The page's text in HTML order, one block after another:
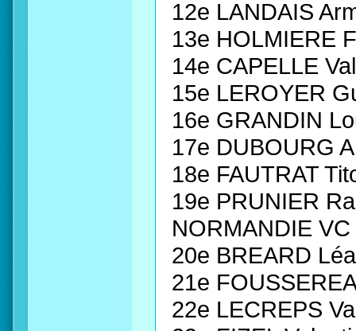
12e LANDAIS
13e HOLMIERE
14e CAPELLE
15e LEROYER
16e GRANDIN
17e DUBOURG
18e FAUTRAT
19e PRUNIER
NORMANDIE VC
20e BREARD
21e
22e LECREPS